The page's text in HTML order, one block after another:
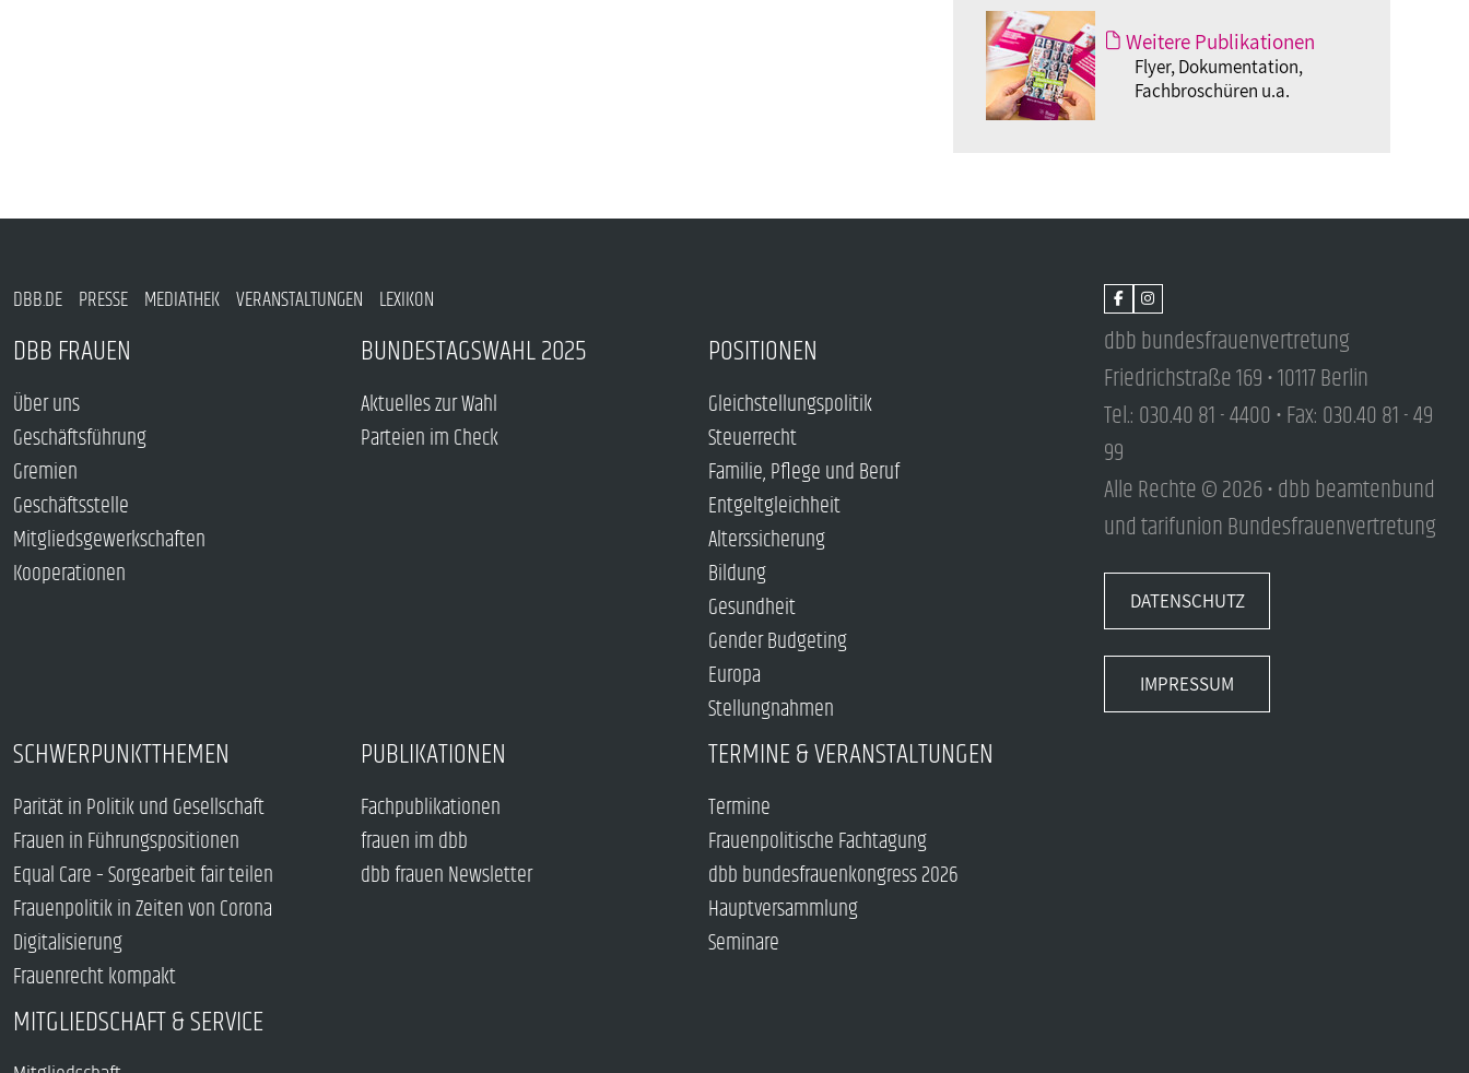
Weitere Publikationen
Flyer, Dokumentation,
Fachbroschüren u.a.
DBB.DE PRESSE MEDIATHEK VERANSTALTUNGEN LEXIKON
DBB FRAUEN
Über uns
Geschäftsführung
Gremien
Geschäftsstelle
Mitgliedsgewerkschaften
Kooperationen
BUNDESTAGSWAHL 2025
Aktuelles zur Wahl
Parteien im Check
POSITIONEN
Gleichstellungspolitik
Steuerrecht
Familie, Pflege und Beruf
Entgeltgleichheit
Alterssicherung
Bildung
Gesundheit
Gender Budgeting
Europa
Stellungnahmen
SCHWERPUNKTTHEMEN
Parität in Politik und Gesellschaft
Frauen in Führungspositionen
Equal Care – Sorgearbeit fair teilen
Frauenpolitik in Zeiten von Corona
Digitalisierung
Frauenrecht kompakt
PUBLIKATIONEN
Fachpublikationen
frauen im dbb
dbb frauen Newsletter
TERMINE & VERANSTALTUNGEN
Termine
Frauenpolitische Fachtagung
dbb bundesfrauenkongress 2026
Hauptversammlung
Seminare
MITGLIEDSCHAFT & SERVICE
dbb bundesfrauenvertretung
Friedrichstraße 169 • 10117 Berlin
Tel.: 030.40 81 - 4400 • Fax: 030.40 81 - 49
99
Alle Rechte © 2026 • dbb beamtenbund
und tarifunion Bundesfrauenvertretung
DATENSCHUTZ
IMPRESSUM